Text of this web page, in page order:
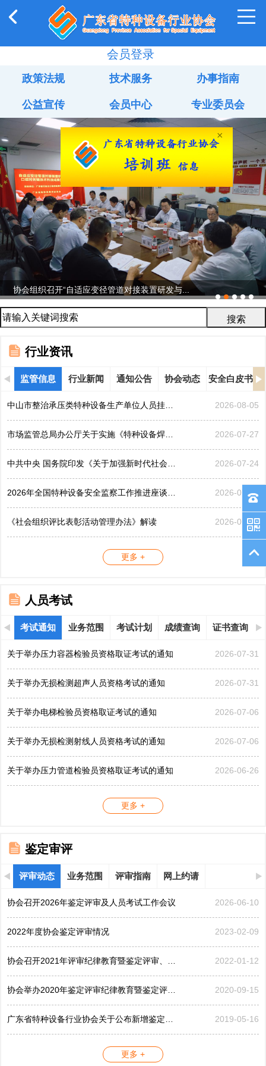
会员登录
政策法规 技术服务 办事指南
公益宣传 会员中心 专业委员会
协会组织召开“自适应变径管道对接装置研发与...
行业资讯
监管信息 行业新闻 通知公告 协会动态 安全白皮书
中山市整治承压类特种设备生产单位人员挂靠、临时凑岗、... 2026-08-05
市场监管总局办公厅关于实施《特种设备焊接操作人员考核... 2026-07-27
中共中央 国务院印发《关于加强新时代社会工作的意见》 2026-07-24
2026年全国特种设备安全监察工作推进座谈会在黑龙江哈... 2026-07-21
《社会组织评比表彰活动管理办法》解读 2026-07-17
更多 +
人员考试
考试通知 业务范围 考试计划 成绩查询 证书查询
关于举办压力容器检验员资格取证考试的通知 2026-07-31
关于举办无损检测超声人员资格考试的通知 2026-07-31
关于举办电梯检验员资格取证考试的通知 2026-07-06
关于举办无损检测射线人员资格考试的通知 2026-07-06
关于举办压力管道检验员资格取证考试的通知 2026-06-26
更多 +
鉴定审评
评审动态 业务范围 评审指南 网上约请
协会召开2026年鉴定评审及人员考试工作会议 2026-06-10
2022年度协会鉴定评审情况 2023-02-09
协会召开2021年评审纪律教育暨鉴定评审、考评工作会议 2022-01-12
协会举办2020年鉴定评审纪律教育暨鉴定评审工作会议 2020-09-15
广东省特种设备行业协会关于公布新增鉴定评审员的公告... 2019-05-16
更多 +
×